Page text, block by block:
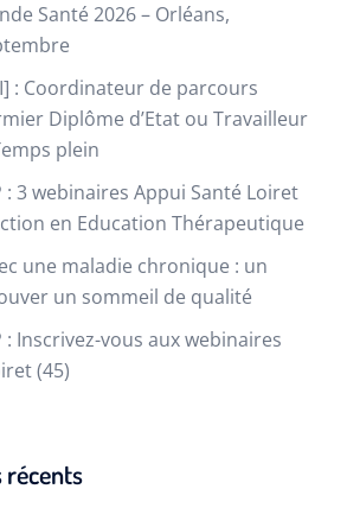
Santé 2026 – Orléans,
: Coordinateur de parcours
Diplôme d’Etat ou Travailleur
plein
: 3 webinaires Appui Santé Loiret
en Education Thérapeutique​
une maladie chronique : un
un sommeil de qualité
: Inscrivez-vous aux webinaires
(45)
récents